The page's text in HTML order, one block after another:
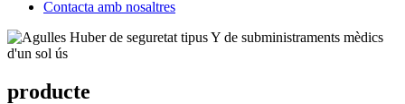
Contacta amb nosaltres
producte